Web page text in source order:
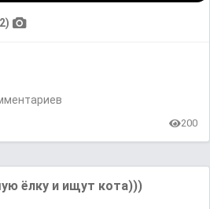
200
ёлку и ищут кота)))